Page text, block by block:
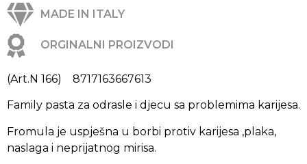
MADE IN ITALY
ORGINALNI PROIZVODI
(Art.N 166) 8717163667613
Family pasta za odrasle i djecu sa problemima karijesa.
Fromula je uspješna u borbi protiv karijesa ,plaka,
naslaga i neprijatnog mirisa.